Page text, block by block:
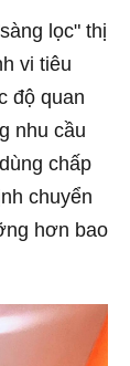
lọc" thị
vi tiêu
độ quan
nhu cầu
chấp
chuyển
hơn bao